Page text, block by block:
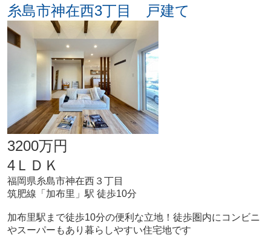
糸島市神在西3丁目 戸建て
3200万円
4ＬＤＫ
福岡県糸島市神在西３丁目
筑肥線「加布里」駅 徒歩10分
加布里駅まで徒歩10分の便利な立地！徒歩圏内にコンビニ
やスーパーもあり暮らしやすい住宅地です